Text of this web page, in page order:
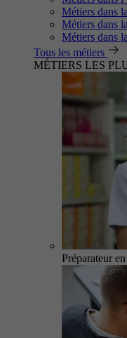
Métiers dans
Métiers dans
Métiers dans
Tous les métiers
MÉTIERS LES
Préparateur